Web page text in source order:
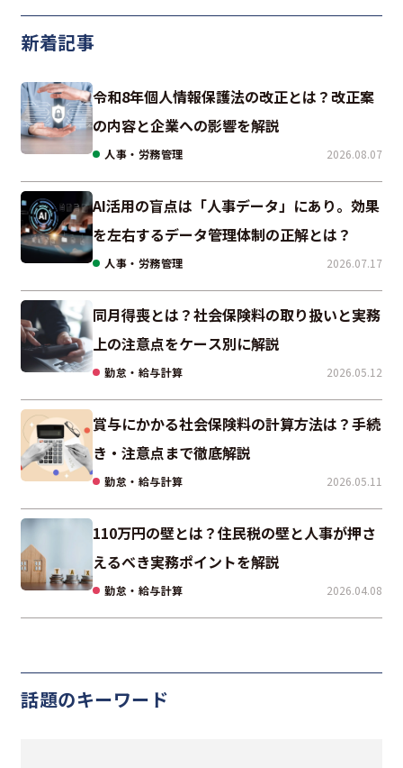
新着記事
令和8年個人情報保護法の改正とは？改正案
の内容と企業への影響を解説
人事・労務管理 2026.08.07
AI活用の盲点は「人事データ」にあり。効果
を左右するデータ管理体制の正解とは？
人事・労務管理 2026.07.17
同月得喪とは？社会保険料の取り扱いと実務
上の注意点をケース別に解説
勤怠・給与計算 2026.05.12
賞与にかかる社会保険料の計算方法は？手続
き・注意点まで徹底解説
勤怠・給与計算 2026.05.11
110万円の壁とは？住民税の壁と人事が押さ
えるべき実務ポイントを解説
勤怠・給与計算 2026.04.08
話題のキーワード